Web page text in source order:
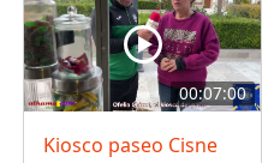
00:07:00
Kiosco paseo Cisne